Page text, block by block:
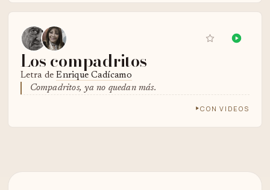
Los compadritos
Letra deEnrique Cadícamo
Compadritos, ya no quedan más.
CON VIDEOS